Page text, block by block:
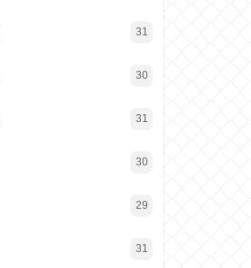
31
30
31
30
29
31